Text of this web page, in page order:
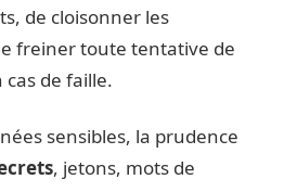
de cloisonner les
freiner toute tentative de
de faille.
sensibles, la prudence
, jetons, mots de